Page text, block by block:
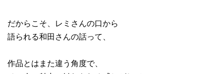
だからこそ、レミさんの口から
語られる和田さんの話って、
作品とはまた違う角度で、